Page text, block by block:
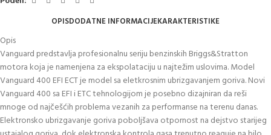
OPISDODATNE INFORMACIJEKARAKTERISTIKE
Opis
Vanguard predstavlja profesionalnu seriju benzinskih Briggs&Stratton
motora koja je namenjena za ekspolataciju u najtežim uslovima. Model
Vanguard 400 EFI ECT je model sa eletkrosnim ubrizgavanjem goriva. Novi
Vanguard 400 sa EFI i ETC tehnologijom je posebno dizajniran da reši
mnoge od najčešćih problema vezanih za performanse na terenu danas.
Elektronsko ubrizgavanje goriva poboljšava otpornost na dejstvo starijeg